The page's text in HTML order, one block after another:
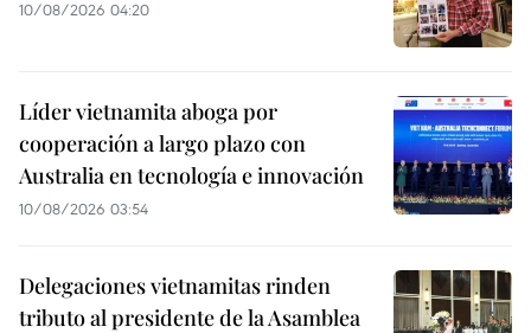
10/08/2026 04:20
Líder vietnamita aboga por
cooperación a largo plazo con
Australia en tecnología e innovación
10/08/2026 03:54
Delegaciones vietnamitas rinden
tributo al presidente de la Asamblea